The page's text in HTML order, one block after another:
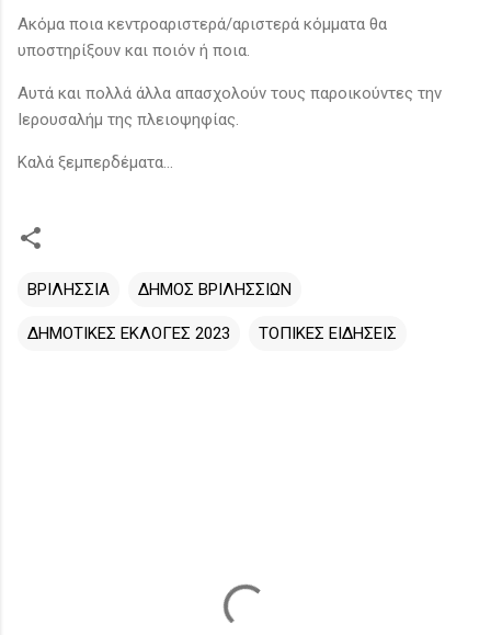
Ακόμα ποια κεντροαριστερά/αριστερά κόμματα θα
υποστηρίξουν και ποιόν ή ποια.
Αυτά και πολλά άλλα απασχολούν τους παροικούντες την
Ιερουσαλήμ της πλειοψηφίας.
Καλά ξεμπερδέματα...
ΒΡΙΛΗΣΣΙΑ ΔΗΜΟΣ ΒΡΙΛΗΣΣΙΩΝ
ΔΗΜΟΤΙΚΕΣ ΕΚΛΟΓΕΣ 2023 ΤΟΠΙΚΕΣ ΕΙΔΗΣΕΙΣ